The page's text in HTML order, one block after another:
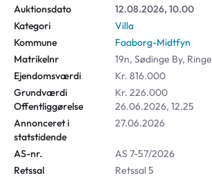
Auktionsdato
12.08.2026, 10.00
Kategori
Villa
Kommune
Faaborg-Midtfyn
Matrikelnr
19n, Sødinge By, Ringe
Ejendomsværdi
Kr. 816.000
Grundværdi
Kr. 226.000
Offentliggørelse
26.06.2026, 12.25
Annonceret i
statstidende
27.06.2026
AS-nr.
AS 7-57/2026
Retssal
Retssal 5